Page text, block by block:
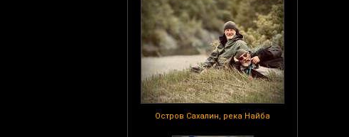
Остров Сахалин, река Найба